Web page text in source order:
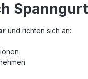
und richten sich an: